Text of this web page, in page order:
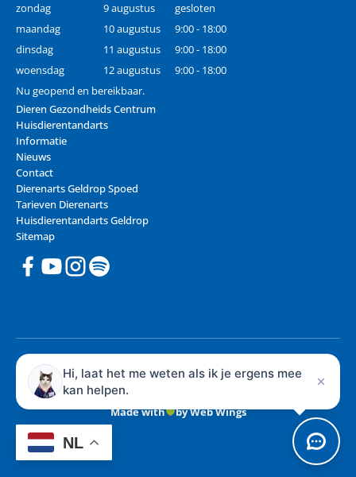
zondag
9 augustus
gesloten
maandag
10 augustus
9:00 - 18:00
dinsdag
11 augustus
9:00 - 18:00
woensdag
12 augustus
9:00 - 18:00
Nu geopend en bereikbaar.
Dieren Gezondheids Centrum
Huisdierentandarts
Informatie
Nieuws
Contact
Dierenarts Geldrop Spoed
Tarieven Dierenarts
Huisdierentandarts Geldrop
Sitemap
© 2026 Dieren Gezondheids Centrum - Dierenarts Geldrop
Privacy
Algemene voorwaarden
Made with
by Web Wings
NL
Hi, laat het me weten als ik je ergens mee
kan helpen.